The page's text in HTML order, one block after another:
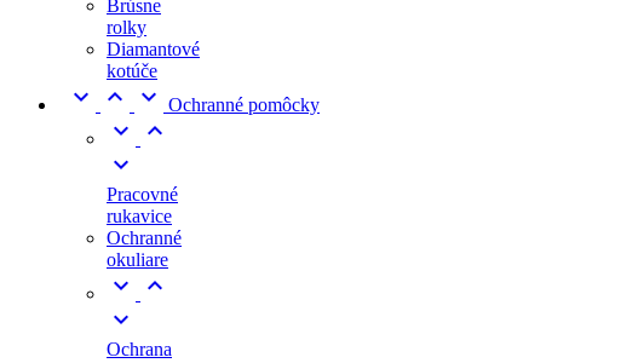
Brúsne
rolky
Diamantové
kotúče
   Ochranné pomôcky



Pracovné
rukavice
Ochranné
okuliare



Ochrana